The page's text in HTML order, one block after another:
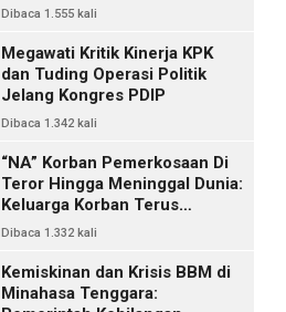
Dikriminalisasi
Dibaca 1.555 kali
Megawati Kritik Kinerja KPK
dan Tuding Operasi Politik
Jelang Kongres PDIP
Dibaca 1.342 kali
“NA” Korban Pemerkosaan Di
Teror Hingga Meninggal Dunia:
Keluarga Korban Terus
Mencari Keadilan, Dimanakah
Dibaca 1.332 kali
Kemiskinan dan Krisis BBM di
Minahasa Tenggara: